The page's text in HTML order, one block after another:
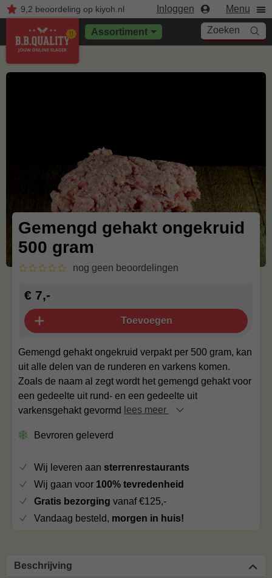
9,2 beoordelingop kiyoh.nl Inloggen Menu
Assortiment Zoeken
Gemengd gehakt ongekruid
500 gram
nog geen beoordelingen
Gemengd gehakt ongekruid verpakt per 500 gram, kan
uit alle delen van de runderen en varkens komen.
Zoals de naam al zegt wordt het gemengd gehakt voor
een gedeelte uit rund- en een gedeelte uit
varkensgehakt gevormd
lees meer
Bevroren geleverd
€ 7,-
Toevoegen
Wij leveren aan sterrenrestaurants
Wij gaan voor 100% tevredenheid
Gratis bezorging vanaf €125,-
Vandaag besteld, morgen in huis!
Beschrijving